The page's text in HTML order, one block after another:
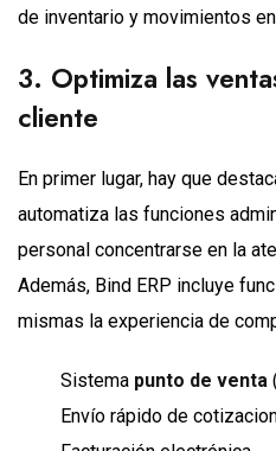
de inventario y movimientos
3. Optimiza las
cliente
En primer lugar, hay que
automatiza las funciones
personal concentrarse en la
Además, Bind ERP incluye
mismas la experiencia de
Sistema punto de venta
Envío rápido de